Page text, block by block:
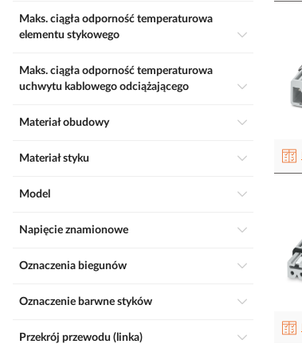
Maks. ciągła odporność temperaturowa
elementu stykowego
Maks. ciągła odporność temperaturowa
uchwytu kablowego odciążającego
Materiał obudowy
Materiał styku
Model
Napięcie znamionowe
Oznaczenia biegunów
Oznaczenie barwne styków
Przekrój przewodu (linka)